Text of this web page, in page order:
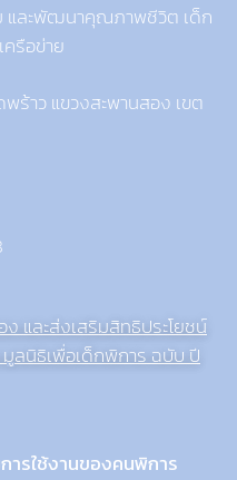
และพัฒนาคุณภาพชีวิต เด็ก
รือข่าย
ร้าว แขวงสะพานสอง เขต
และส่งเสริมสิทธิประโยชน์
ลนิธิเพื่อเด็กพิการ ฉบับ ปี
รใช้งานของคนพิการ